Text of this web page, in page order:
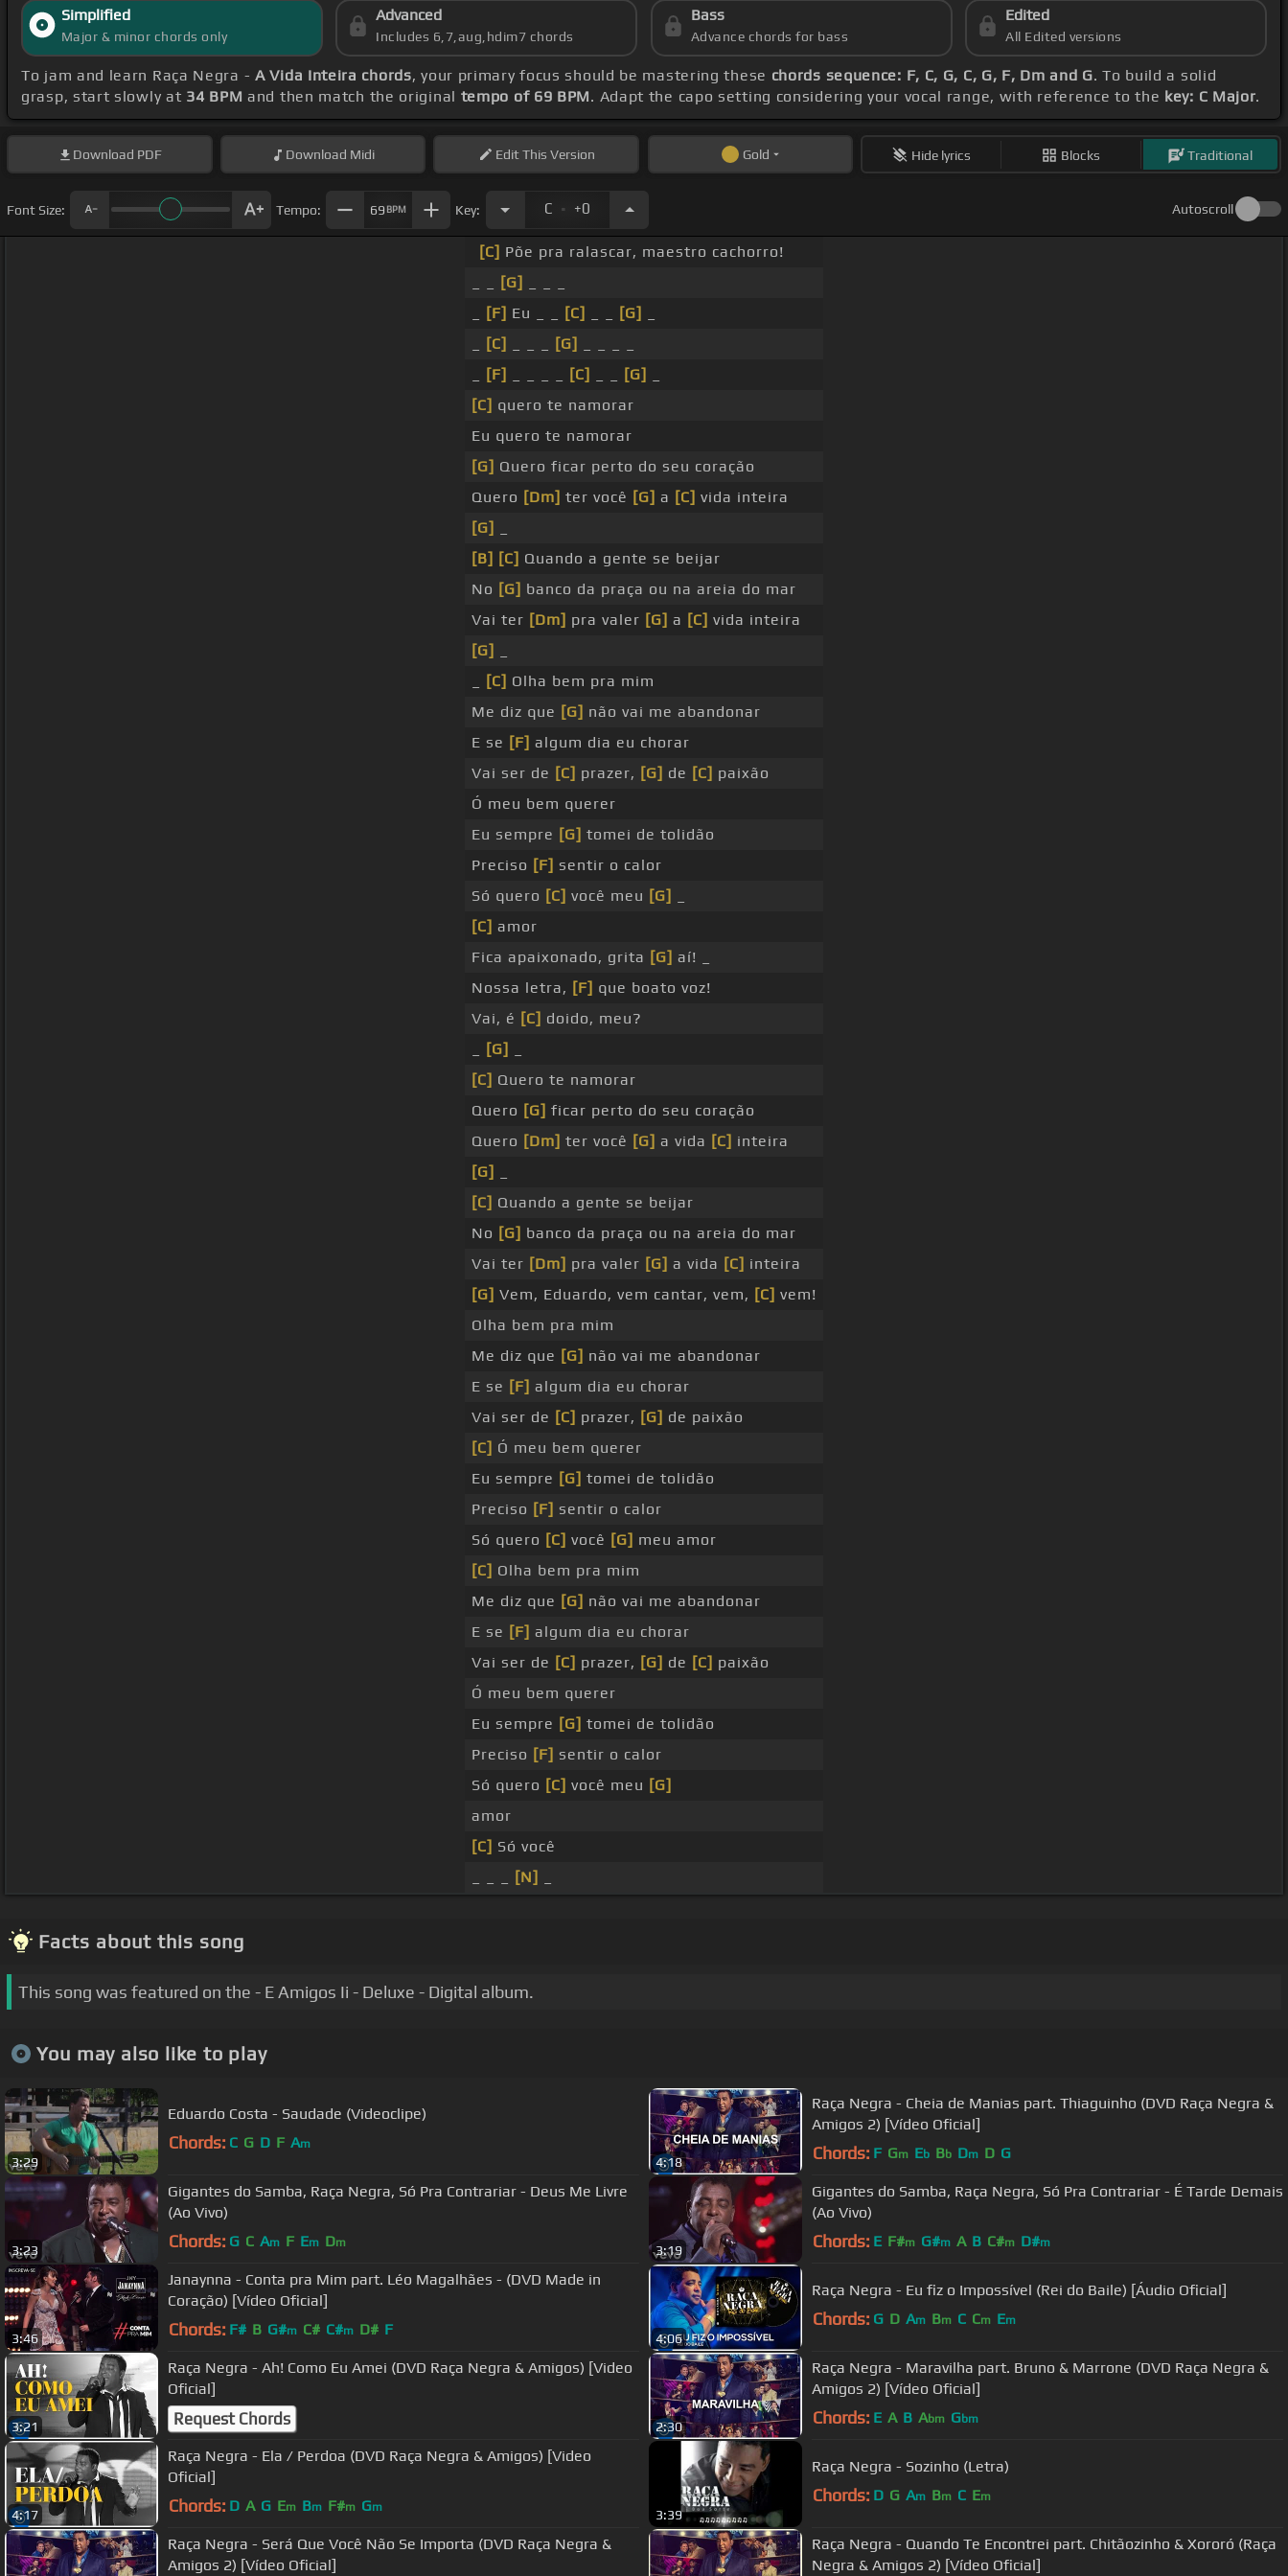
Simplified
Major & minor chords only
Advanced
Includes 6,7,aug,hdim7 chords
Bass
Advance chords for bass
Edited
All Edited versions
To jam and learn Raça Negra - A Vida Inteira chords, your primary focus should be mastering these chords sequence: F, C, G, C, G, F, Dm and G. To build a solid
grasp, start slowly at 34 BPM and then match the original tempo of 69 BPM. Adapt the capo setting considering your vocal range, with reference to the key: C Major.
Download PDF Download Midi EditThis Version Gold Hide lyrics Blocks Traditional
Font Size: Tempo: 69 BPM Key: C . +0 Autoscroll
[C] Põe pra ralascar, maestro cachorro!
[G]
[F] Eu _ _ [C] [G]
[C] [G]
[F] [C] [G]
[C] quero te namorar
Eu quero te namorar
[G] Quero ficar perto do seu coração
Quero [Dm] ter você [G] a [C] vida inteira
[G]
[B] [C] Quando a gente se beijar
No [G] banco da praça ou na areia do mar
Vai ter [Dm] pra valer [G] a [C] vida inteira
[G]
[C] Olha bem pra mim
Me diz que [G] não vai me abandonar
E se [F] algum dia eu chorar
Vai ser de [C] prazer, [G] de [C] paixão
Ó meu bem querer
Eu sempre [G] tomei de tolidão
Preciso [F] sentir o calor
Só quero [C] você meu [G]
[C] amor
Fica apaixonado, grita [G] aí! _
Nossa letra, [F] que boato voz!
Vai, é [C] doido, meu?
[G]
[C] Quero te namorar
Quero [G] ficar perto do seu coração
Quero [Dm] ter você [G] a vida [C] inteira
[G]
[C] Quando a gente se beijar
No [G] banco da praça ou na areia do mar
Vai ter [Dm] pra valer [G] a vida [C] inteira
[G] Vem, Eduardo, vem cantar, vem, [C] vem!
Olha bem pra mim
Me diz que [G] não vai me abandonar
E se [F] algum dia eu chorar
Vai ser de [C] prazer, [G] de paixão
[C] Ó meu bem querer
Eu sempre [G] tomei de tolidão
Preciso [F] sentir o calor
Só quero [C] você [G] meu amor
[C] Olha bem pra mim
Me diz que [G] não vai me abandonar
E se [F] algum dia eu chorar
Vai ser de [C] prazer, [G] de [C] paixão
Ó meu bem querer
Eu sempre [G] tomei de tolidão
Preciso [F] sentir o calor
Só quero [C] você meu [G]
amor
[C] Só você
[N]
Facts about this song
This song was featured on the - E Amigos Ii - Deluxe - Digital album.
You may also like to play
3:29
Eduardo Costa - Saudade (Videoclipe)
Chords: C G D F Am
4:18
Raça Negra - Cheia de Manias part. Thiaguinho (DVD Raça Negra &
Amigos 2) [Vídeo Oficial]
Chords: F Gm Eb Bb Dm D G
3:23
Gigantes do Samba, Raça Negra, Só Pra Contrariar - Deus Me Livre
(Ao Vivo)
Chords: G C Am F Em Dm
3:19
Gigantes do Samba, Raça Negra, Só Pra Contrariar - É Tarde Demais
(Ao Vivo)
Chords: E F#m G#m A B C#m D#m
3:46
Janaynna - Conta pra Mim part. Léo Magalhães - (DVD Made in
Coração) [Vídeo Oficial]
Chords: F# B G#m C# C#m D# F
4:06
Raça Negra - Eu fiz o Impossível (Rei do Baile) [Áudio Oficial]
Chords: G D Am Bm C Cm Em
3:21
Raça Negra - Ah! Como Eu Amei (DVD Raça Negra & Amigos) [Video
Oficial]
Request Chords 2:30
Raça Negra - Maravilha part. Bruno & Marrone (DVD Raça Negra &
Amigos 2) [Vídeo Oficial]
Chords: E A B Abm Gbm
4:17
Raça Negra - Ela / Perdoa (DVD Raça Negra & Amigos) [Video
Oficial]
Chords: D A G Em Bm F#m Gm
3:39
Raça Negra - Sozinho (Letra)
Chords: D G Am Bm C Em
Raça Negra - Será Que Você Não Se Importa (DVD Raça Negra &
Amigos 2) [Vídeo Oficial]
Raça Negra - Quando Te Encontrei part. Chitãozinho & Xororó (Raça
Negra & Amigos 2) [Vídeo Oficial]